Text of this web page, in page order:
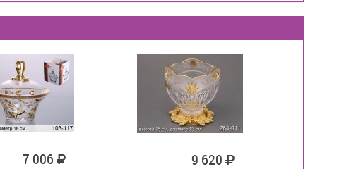
7 006 9 620